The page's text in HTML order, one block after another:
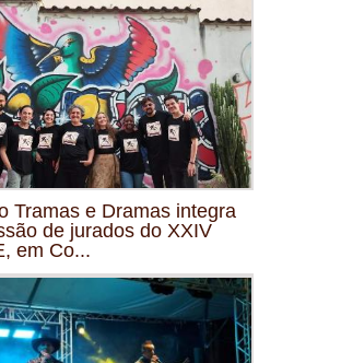
Tramas e Dramas integra
de jurados do XXIV
em Co...